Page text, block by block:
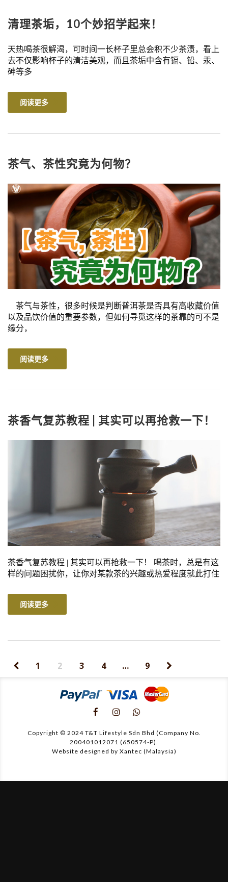
清理茶垢，10个妙招学起来！
天热喝茶很解渴，可时间一长杯子里总会积不少茶渍，看上
去不仅影响杯子的清洁美观，而且茶垢中含有镉、铅、汞、
砷等多
阅读更多
茶气、茶性究竟为何物？
茶气与茶性，很多时候是判断普洱茶是否具有高收藏价值
以及品饮价值的重要参数，但如何寻觅这样的茶靠的可不是
缘分，
阅读更多
茶香气复苏教程 | 其实可以再抢救一下！
茶香气复苏教程 | 其实可以再抢救一下！ 喝茶时，总是有这
样的问题困扰你，让你对某款茶的兴趣或热爱程度就此打住
阅读更多
1 2 3 4 … 9
Copyright © 2024 T&T Lifestyle Sdn Bhd (Company No.
200401012071 (650574-P).
Website designed by Xantec (Malaysia)